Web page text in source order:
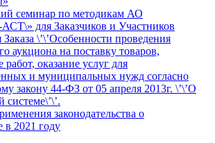
семинар по методикам АО
для Заказчиков и Участников
\’\’Особенности проведения
аукциона на поставку товаров,
оказание услуг для
и муниципальных нужд согласно
закону 44-ФЗ от 05 апреля 2013г. \’\’О
системе\’\’.
законодательства о
в 2021 году